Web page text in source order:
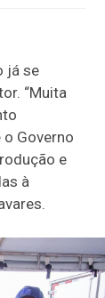
já se
“Muita
Governo
e
à